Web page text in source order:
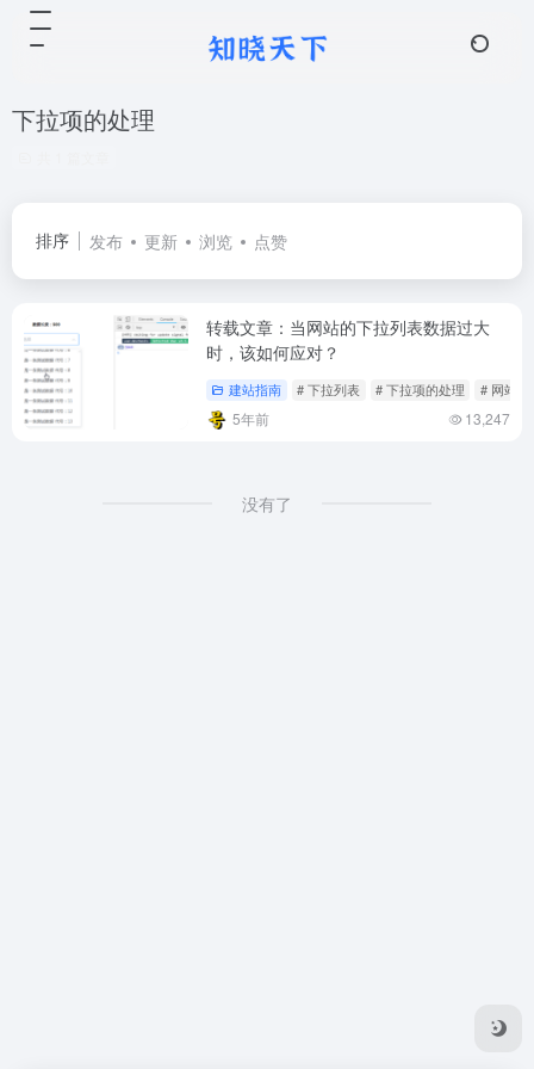
下拉项的处理
排序 发布 更新 浏览 点赞
转载文章：当网站的下拉列表数据过大
时，该如何应对？
建站指南 # 下拉列表 # 下拉项的处理 # 网站卡
5年前 13,247
没有了